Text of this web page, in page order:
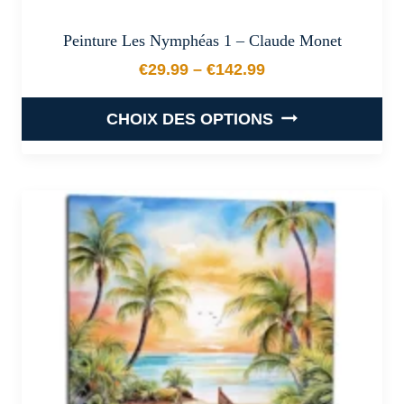
Peinture Les Nymphéas 1 – Claude Monet
€29.99 – €142.99
Plage de prix : €29.99 à
CHOIX DES OPTIONS
a
plusieurs
variations.
Les
options
peuvent
être
choisies
sur